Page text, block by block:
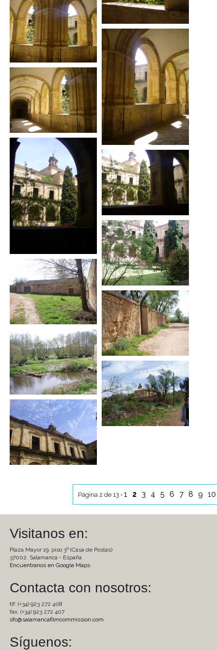
Página 2 de 13 • 1 2 3 4 5 6 7 8 9
Visitanos en:
Plaza Mayor 19, piso 3º (Casa de Postas)
37002. Salamanca - España
Encuentranos en Google Maps
Contacta con nosotros:
tlf. (+34) 923 272 408
fax. (+34) 923 272 407
sfc@salamancafilmcommission.com
Síguenos: